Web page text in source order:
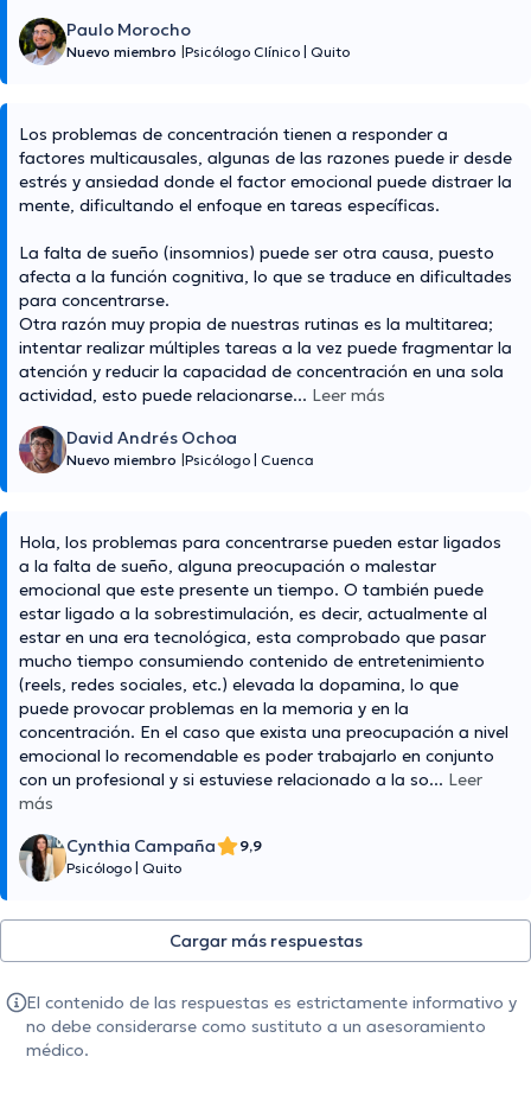
Paulo Morocho
Nuevo miembro Psicólogo Clínico Quito
Los problemas de concentración tienen a responder a
factores multicausales, algunas de las razones puede ir desde
estrés y ansiedad donde el factor emocional puede distraer la
mente, dificultando el enfoque en tareas específicas.
La falta de sueño (insomnios) puede ser otra causa, puesto
afecta a la función cognitiva, lo que se traduce en dificultades
para concentrarse.
Otra razón muy propia de nuestras rutinas es la multitarea;
intentar realizar múltiples tareas a la vez puede fragmentar la
atención y reducir la capacidad de concentración en una sola
actividad, esto puede relacionarse... Leer más
David Andrés Ochoa
Nuevo miembro Psicólogo Cuenca
Hola, los problemas para concentrarse pueden estar ligados
a la falta de sueño, alguna preocupación o malestar
emocional que este presente un tiempo. O también puede
estar ligado a la sobrestimulación, es decir, actualmente al
estar en una era tecnológica, esta comprobado que pasar
mucho tiempo consumiendo contenido de entretenimiento
(reels, redes sociales, etc.) elevada la dopamina, lo que
puede provocar problemas en la memoria y en la
concentración. En el caso que exista una preocupación a nivel
emocional lo recomendable es poder trabajarlo en conjunto
con un profesional y si estuviese relacionado a la so... Leer
más
Cynthia Campaña
9,9
Psicólogo Quito
Cargar más respuestas
El contenido de las respuestas es estrictamente informativo y
no debe considerarse como sustituto a un asesoramiento
médico.